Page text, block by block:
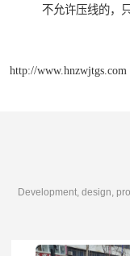
不允许压线的，
http://www.hnzwjtgs.com